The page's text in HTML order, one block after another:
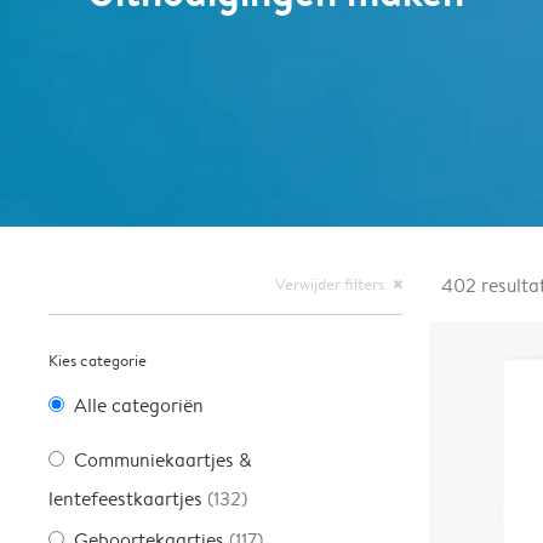
Verwijder filters close
Kies categorie
Alle categoriën
Communiekaartjes &
lentefeestkaartjes (132)
402